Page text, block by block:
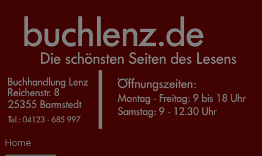
Home